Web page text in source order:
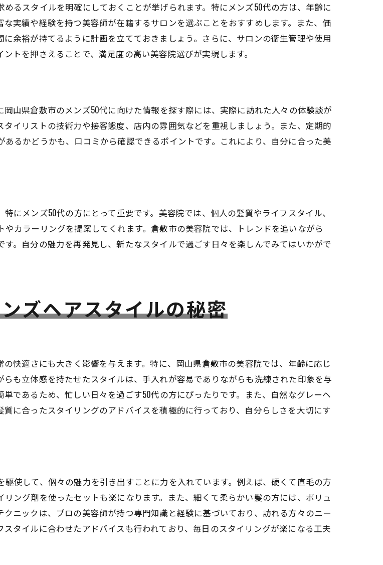
最適なスタイリング製品
髪質診断の活用法
髪質に特化した美容院紹介
に特化した美容院の見つけ方
の多い美容院の秘密
けられる特別なサービス
倉敷市の美容院でのカット＆カラー提案
うカットスタイルの探し方
光るカット＆カラー施術
を引き出す美容院の選択肢
フスタイルに合ったスタイル提案
スタイルチェンジ事例紹介
スタイルコンセプトの作り方
るスタイルを明確にしておくことが挙げられます。特にメンズ50代の方は、年齢に
実績や経験を持つ美容師が在籍するサロンを選ぶことをおすすめします。また、価
余裕が持てるように計画を立てておきましょう。さらに、サロンの衛生管理や使用
トを押さえることで、満足度の高い美容院選びが実現します。
山県倉敷市のメンズ50代に向けた情報を探す際には、実際に訪れた人々の体験談が
イリストの技術力や接客態度、店内の雰囲気などを重視しましょう。また、定期的
るかどうかも、口コミから確認できるポイントです。これにより、自分に合った美
にメンズ50代の方にとって重要です。美容院では、個人の髪質やライフスタイル、
カラーリングを提案してくれます。倉敷市の美容院では、トレンドを追いながら
。自分の魅力を再発見し、新たなスタイルで過ごす日々を楽しんでみてはいかがで
ズヘアスタイルの秘密
快適さにも大きく影響を与えます。特に、岡山県倉敷市の美容院では、年齢に応じ
も立体感を持たせたスタイルは、手入れが容易でありながらも洗練された印象を与
であるため、忙しい日々を過ごす50代の方にぴったりです。また、自然なグレーヘ
に合ったスタイリングのアドバイスを積極的に行っており、自分らしさを大切にす
使して、個々の魅力を引き出すことに力を入れています。例えば、硬くて直毛の方
ング剤を使ったセットも楽になります。また、細くて柔らかい髪の方には、ボリュ
ニックは、プロの美容師が持つ専門知識と経験に基づいており、訪れる方々のニー
タイルに合わせたアドバイスも行われており、毎日のスタイリングが楽になる工夫